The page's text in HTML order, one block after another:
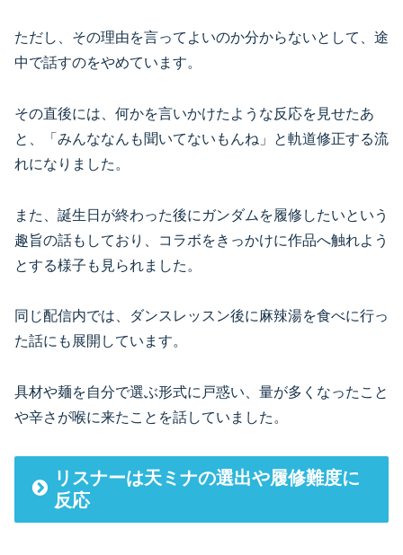
ただし、その理由を言ってよいのか分からないとして、途
中で話すのをやめています。
その直後には、何かを言いかけたような反応を見せたあ
と、「みんななんも聞いてないもんね」と軌道修正する流
れになりました。
また、誕生日が終わった後にガンダムを履修したいという
趣旨の話もしており、コラボをきっかけに作品へ触れよう
とする様子も見られました。
同じ配信内では、ダンスレッスン後に麻辣湯を食べに行っ
た話にも展開しています。
具材や麺を自分で選ぶ形式に戸惑い、量が多くなったこと
や辛さが喉に来たことを話していました。
リスナーは天ミナの選出や履修難度に
反応